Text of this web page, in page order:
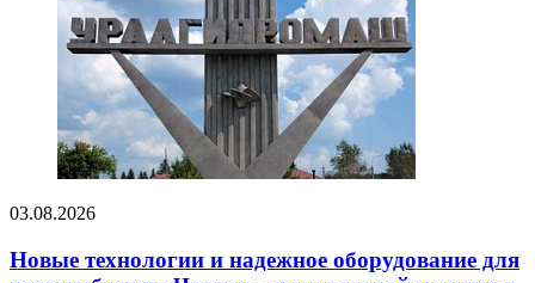
03.08.2026
Новые технологии и надежное оборудование для